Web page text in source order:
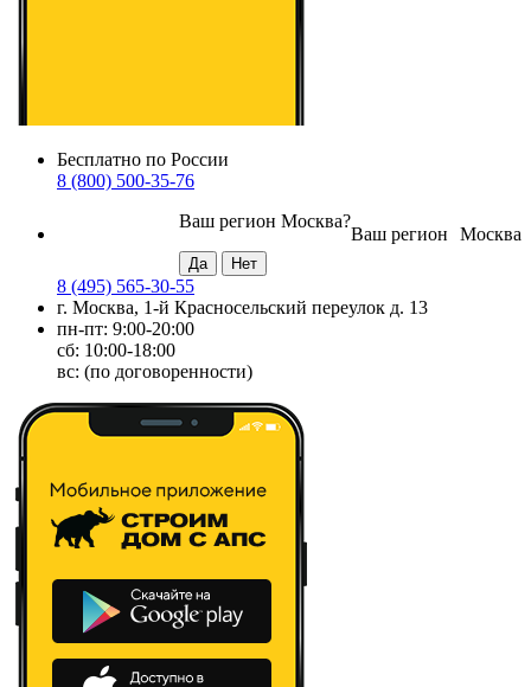
Бесплатно по России
8 (800) 500-35-76
Москва
Ваш регион
Ваш регион Москва?
8 (495) 565-30-55
г. Москва, 1-й Красносельский переулок д. 13
пн-пт: 9:00-20:00
сб: 10:00-18:00
вс: (по договоренности)